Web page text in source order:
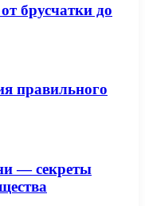
брусчатки до
правильного
— секреты